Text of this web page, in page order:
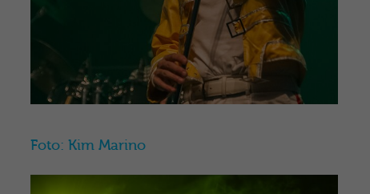
Foto: Kim Marino